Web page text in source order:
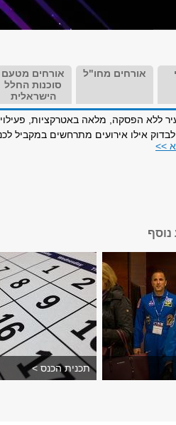
אורחים מחו"ל
אורחים מטעם
סוכנות החלל
הישראלית
ללא הפסקה, מלאה באטרקציות,
>>
נוסף
תכנית הכנס >